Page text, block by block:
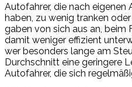
Autofahrer, die nach
haben, zu wenig tranken
gaben von sich aus an, beim
damit weniger effizient
wer besonders lange am
Durchschnitt eine geringere
Autofahrer, die sich